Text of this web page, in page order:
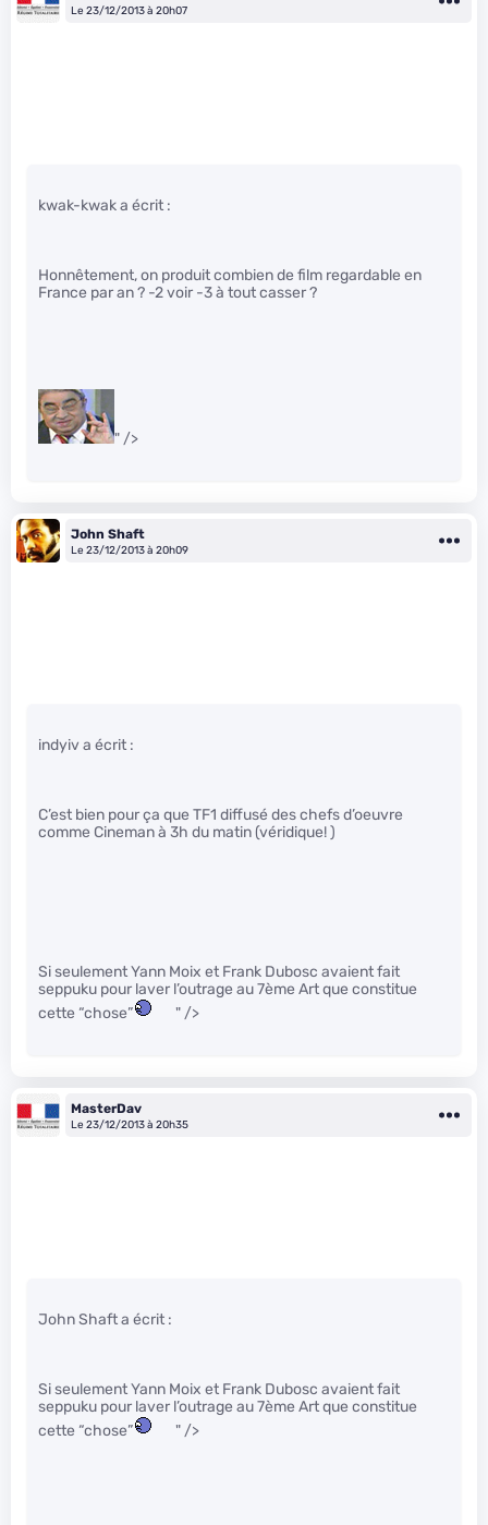
Le 23/12/2013 à 20h07
kwak-kwak a écrit :
Honnêtement, on produit combien de film regardable en
France par an ? -2 voir -3 à tout casser ?
" />
John Shaft
Le 23/12/2013 à 20h09
indyiv a écrit :
C’est bien pour ça que TF1 diffusé des chefs d’oeuvre
comme Cineman à 3h du matin (véridique! )
Si seulement Yann Moix et Frank Dubosc avaient fait
seppuku pour laver l’outrage au 7ème Art que constitue
cette “chose”
" />
MasterDav
Le 23/12/2013 à 20h35
John Shaft a écrit :
Si seulement Yann Moix et Frank Dubosc avaient fait
seppuku pour laver l’outrage au 7ème Art que constitue
cette “chose”
" />